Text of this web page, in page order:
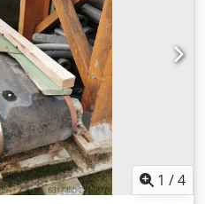
1 /4